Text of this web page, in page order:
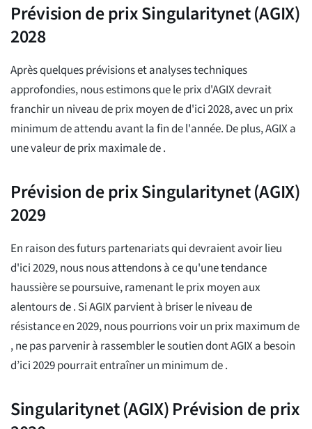
Prévision de prix Singularitynet (AGIX)
2028
Après quelques prévisions et analyses techniques
approfondies, nous estimons que le prix d'AGIX devrait
franchir un niveau de prix moyen ded'ici 2028, avec un prix
minimum deattendu avant la fin de l'année. De plus, AGIX a
une valeur de prix maximale de.
Prévision de prix Singularitynet (AGIX)
2029
En raison des futurs partenariats qui devraient avoir lieu
d'ici 2029, nous nous attendons à ce qu'une tendance
haussière se poursuive, ramenant le prix moyen aux
alentours de. Si AGIX parvient à briser le niveau de
résistance en 2029, nous pourrions voir un prix maximum de
, ne pas parvenir à rassembler le soutien dont AGIX a besoin
d’ici 2029 pourrait entraîner un minimum de.
Singularitynet (AGIX) Prévision de prix